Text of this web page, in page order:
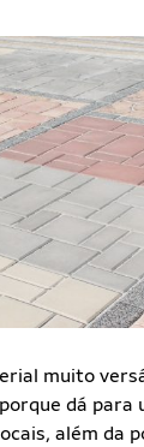
muito
dá para
além da